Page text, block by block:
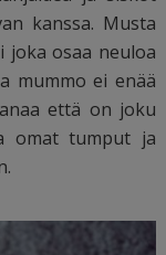
kanssa. Musta
joka osaa neuloa
mummo ei enää
että on joku
omat tumput ja